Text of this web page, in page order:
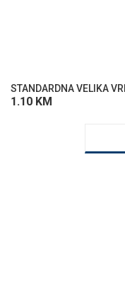
STANDARDNA VELIKA
1.10 KM